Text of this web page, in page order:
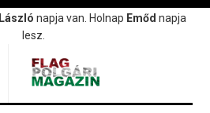
László napja van. Holnap Emőd napja
lesz.